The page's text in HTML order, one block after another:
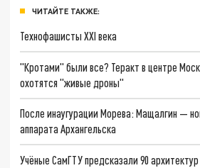
ЧИТАЙТЕ ТАКЖЕ:
Технофашисты XXI века
"Кротами" были все? Теракт в центре
охотятся "живые дроны"
После инаугурации Морева: Мащалгин —
аппарата Архангельска
Учёные СамГТУ предсказали 90